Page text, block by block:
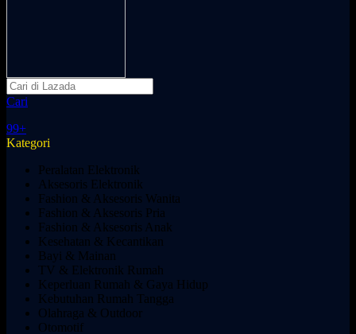
Cari
99+
Kategori
Peralatan Elektronik
Aksesoris Elektronik
Fashion & Aksesoris Wanita
Fashion & Aksesoris Pria
Fashion & Aksesoris Anak
Kesehatan & Kecantikan
Bayi & Mainan
TV & Elektronik Rumah
Keperluan Rumah & Gaya Hidup
Kebutuhan Rumah Tangga
Olahraga & Outdoor
Otomotif